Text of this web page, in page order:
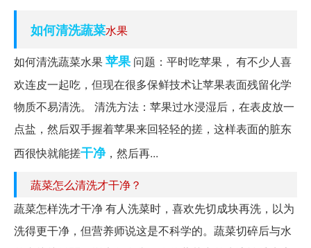
如何清洗蔬菜水果
如何清洗蔬菜水果苹果问题：平时吃苹果， 有不少人喜
欢连皮一起吃，但现在很多保鲜技术让苹果表面残留化学
物质不易清洗。 清洗方法：苹果过水浸湿后，在表皮放一
点盐，然后双手握着苹果来回轻轻的搓，这样表面的脏东
西很快就能搓干净，然后再...
蔬菜怎么清洗才干净？
蔬菜怎样洗才干净 有人洗菜时，喜欢先切成块再洗，以为
洗得更干净，但营养师说这是不科学的。蔬菜切碎后与水